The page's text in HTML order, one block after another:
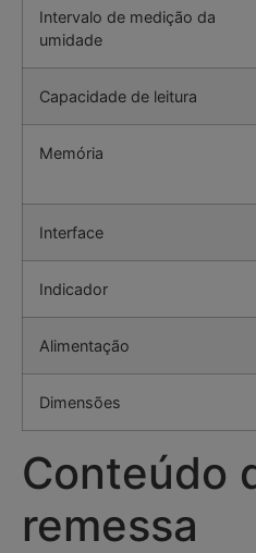
Intervalo de medição da
umidade
Capacidade de leitura
Memória
Interface
Indicador
Alimentação
Dimensões
Conteúdo
remessa